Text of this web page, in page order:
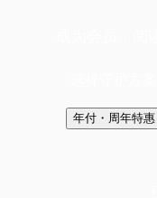
年付・周年特惠